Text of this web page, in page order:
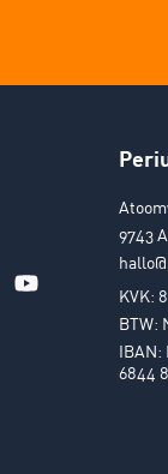
9743
KVK:
BTW:
IBAN:
6844